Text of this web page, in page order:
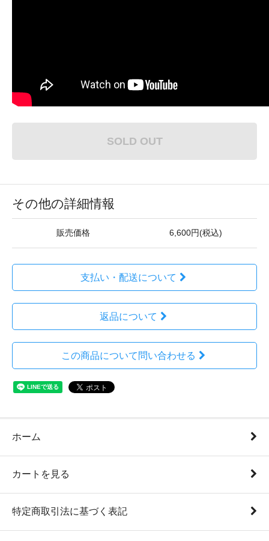
SOLD OUT
その他の詳細情報
販売価格 6,600円(税込)
支払い・配送について
返品について
この商品について問い合わせる
ホーム
カートを見る
特定商取引法に基づく表記